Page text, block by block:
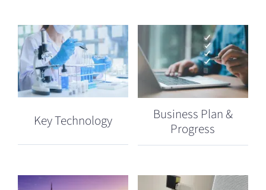
Key Technology
Business Plan &
Progress